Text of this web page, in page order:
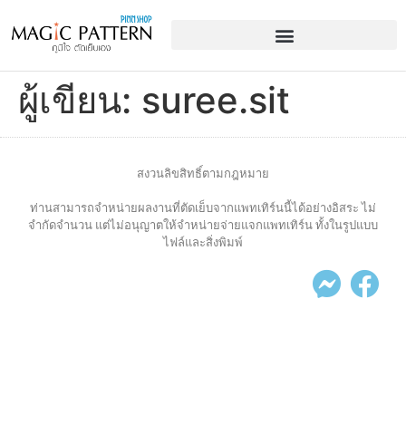
ผู้เขียน: suree.sit
สงวนลิขสิทธิ์ตามกฎหมาย
ท่านสามารถจำหน่ายผลงานที่ตัดเย็บจากแพทเทิร์นนี้ได้อย่างอิสระ ไม่
จำกัดจำนวน แต่ไม่อนุญาตให้จำหน่ายจ่ายแจกแพทเทิร์น ทั้งในรูปแบบ
ไฟล์และสิ่งพิมพ์